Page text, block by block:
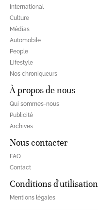
International
Culture
Médias
Automobile
People
Lifestyle
Nos chroniqueurs
À propos de nous
Qui sommes-nous
Publicité
Archives
Nous contacter
FAQ
Contact
Conditions d'utilisation
Mentions légales